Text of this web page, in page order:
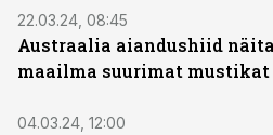
22.03.24, 08:45
Austraalia aiandushiid
maailma suurimat mustikat
04.03.24, 12:00